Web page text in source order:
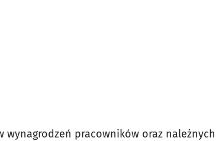
wynagrodzeń pracowników oraz należnych